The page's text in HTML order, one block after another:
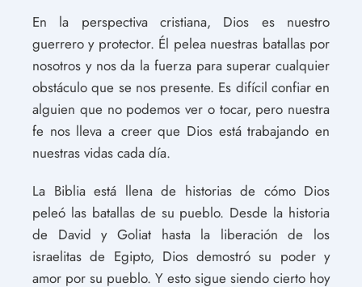
En la perspectiva cristiana, Dios es nuestro
guerrero y protector. Él pelea nuestras batallas por
nosotros y nos da la fuerza para superar cualquier
obstáculo que se nos presente. Es difícil confiar en
alguien que no podemos ver o tocar, pero nuestra
fe nos lleva a creer que Dios está trabajando en
nuestras vidas cada día.
La Biblia está llena de historias de cómo Dios
peleó las batallas de su pueblo. Desde la historia
de David y Goliat hasta la liberación de los
israelitas de Egipto, Dios demostró su poder y
amor por su pueblo. Y esto sigue siendo cierto hoy